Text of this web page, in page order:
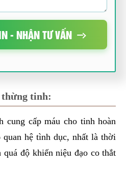
- NHẬN TƯ VẤN
tinh:
cung cấp máu cho tinh hoàn
hệ tình dục, nhất là thời
quá độ khiến niệu đạo co thắt